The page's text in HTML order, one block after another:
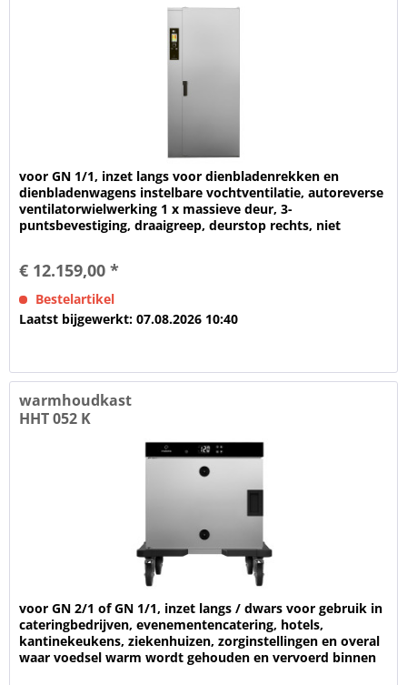
voor GN 1/1, inzet langs voor dienbladenrekken en
dienbladenwagens instelbare vochtventilatie, autoreverse
ventilatorwielwerking 1 x massieve deur, 3-
puntsbevestiging, draaigreep, deurstop rechts, niet
€ 12.159,00 *
Bestelartikel
Laatst bijgewerkt: 07.08.2026 10:40
warmhoudkast
HHT 052 K
voor GN 2/1 of GN 1/1, inzet langs / dwars voor gebruik in
cateringbedrijven, evenementencatering, hotels,
kantinekeukens, ziekenhuizen, zorginstellingen en overal
waar voedsel warm wordt gehouden en vervoerd binnen